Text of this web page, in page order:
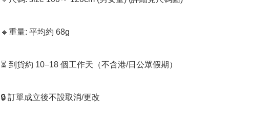
🔹重量: 平均約 68g
⏳ 到貨約 10–18 個工作天（不含港/日公眾假期）
🔒 訂單成立後不設取消/更改